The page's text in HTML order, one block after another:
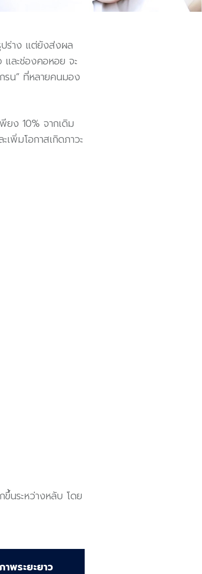
ปร่าง แต่ยังส่งผล
และช่องคอหอย จะ
รน” ที่หลายคนมอง
ยง 10% จากเดิม
พิ่มโอกาสเกิดภาวะ
ขึ้นระหว่างหลับ โดย
พระยะยาว